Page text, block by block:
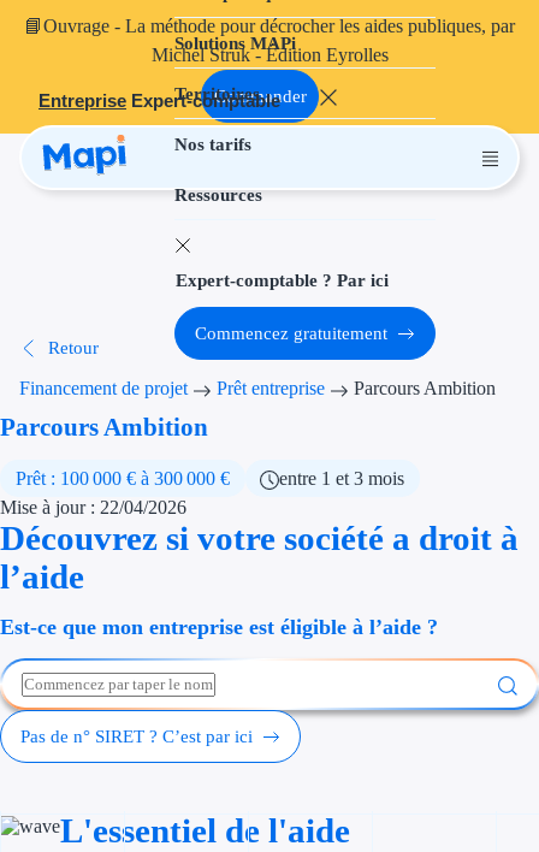
📘Ouvrage - La méthode pour décrocher les aides publiques, par
Michel Struk - Édition Eyrolles
Commander
Entreprise Expert-comptable
Solutions MAPi
Territoires
Nos tarifs
Ressources
Projets finançables
Aides à
Aides
Thématiques
Financement
Création
Expert-comptable ? Par ici
Commencez gratuitement
Retour
Financement de projet Prêt entreprise Parcours Ambition
Parcours Ambition
Prêt : 100 000 € à 300 000 €
entre 1 et 3 mois
Mise à jour : 22/04/2026
Découvrez si votre société a droit à
l’aide
Est-ce que mon entreprise est éligible à l’aide ?
Pas de n° SIRET ? C’est par ici
L'essentiel de l'aide